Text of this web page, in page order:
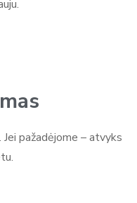
pažadėjome – atvyks